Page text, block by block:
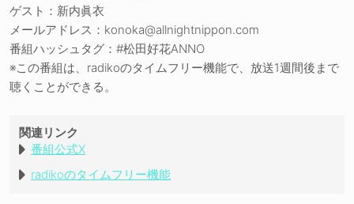
ゲスト：新内眞衣
メールアドレス：konoka@allnightnippon.com
番組ハッシュタグ：#松田好花ANNO
※この番組は、radikoのタイムフリー機能で、放送1週間後まで
聴くことができる。
関連リンク
番組公式X
radikoのタイムフリー機能